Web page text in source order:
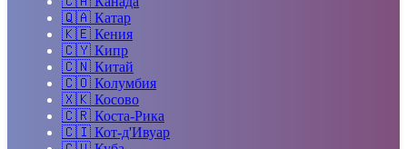
🇶🇦 Катар
🇰🇪 Кения
🇨🇾 Кипр
🇨🇳 Китай
🇨🇴 Колумбия
🇽🇰 Косово
🇨🇷 Коста-Рика
🇨🇮 Кот-д'Ивуар